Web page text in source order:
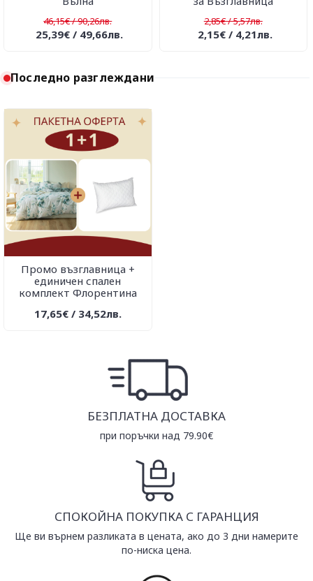
46,15€ / 90,26лв.
25,39€ / 49,66лв.
2,85€ / 5,57лв.
2,15€ / 4,21лв.
Последно разглеждани
Промо възглавница +
единичен спален
комплект Флорентина
17,65€ / 34,52лв.
БЕЗПЛАТНА ДОСТАВКА
при поръчки над 79.90€
СПОКОЙНА ПОКУПКА С ГАРАНЦИЯ
Ще ви върнем разликата в цената, ако до 3 дни намерите
по-ниска цена.